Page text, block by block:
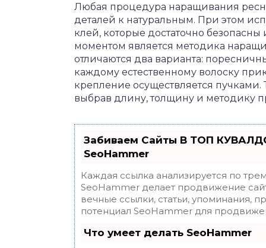
Любая процедура наращивания
деталей к натуральным. При этом
клей, которые достаточно
моментом является методика
отличаются два варианта:
каждому естественному волоску
крепление осуществляется
выбрав длину, толщину и методику
Забиваем Сайты В ТОП
SeoHammer
Каждая ссылка анализируется по
SeoHammer делает продвижение
вечные ссылки, статьи, упоминания,
потенциал SeoHammer для
Что умеет делать SeoHammer